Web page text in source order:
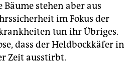
Bäume stehen aber aus
im Fokus der
tun ihr Übriges.
dass der Heldbockkäfer in
Zeit ausstirbt.